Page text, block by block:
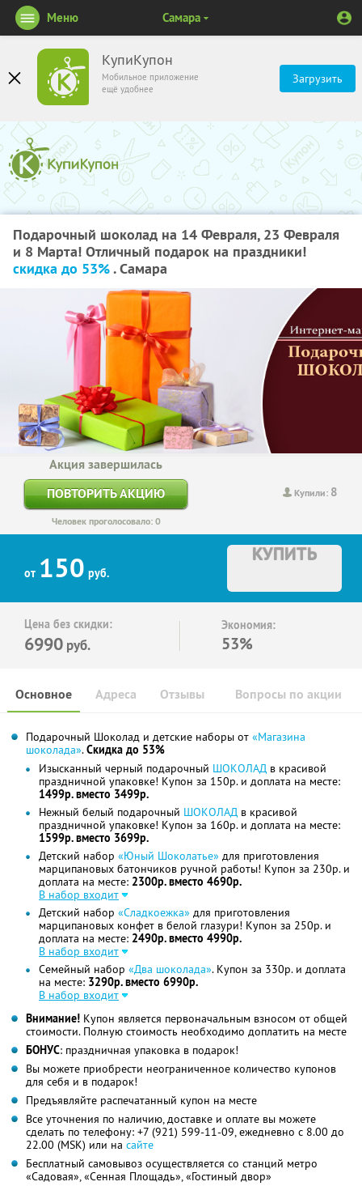
КупиКупон
Мобильное приложение
ещё удобнее
Загрузить
Меню Самара
Подарочный шоколад на 14 Февраля, 23 Февраля
и 8 Марта! Отличный подарок на праздники!
скидка до 53%. Самара
Купили: 8
Акция завершилась
ПОВТОРИТЬ АКЦИЮ
Человек проголосовало: 0
от 150 руб.
КУПИТЬ
Цена без скидки:
6990 руб.
Экономия:
53%
Основное Отзывы Вопросы по акции
Адреса
Подарочный Шоколад и детские наборы от «Магазина
шоколада».Скидка до 53%
Изысканный черный подарочный ШОКОЛАД в красивой
праздничной упаковке! Купон за 150р. и доплата на месте:
1499р. вместо 3499р.
Нежный белый подарочный ШОКОЛАД в красивой
праздничной упаковке! Купон за 160р. и доплата на месте:
1599р. вместо 3699р.
Детский набор «Юный Шоколатье» для приготовления
марципановых батончиков ручной работы! Купон за 230р. и
доплата на месте: 2300р. вместо 4690р.
В набор входит
Детский набор «Сладкоежка» для приготовления
марципановых конфет в белой глазури! Купон за 250р. и
доплата на месте: 2490р. вместо 4990р.
В набор входит
Семейный набор «Два шоколада». Купон за 330р. и доплата
на месте: 3290р. вместо 6990р.
В набор входит
Внимание! Купон является первоначальным взносом от общей
стоимости. Полную стоимость необходимо доплатить на месте
БОНУС: праздничная упаковка в подарок!
Вы можете приобрести неограниченное количество купонов
для себя и в подарок!
Предъявляйте распечатанный купон на месте
Все уточнения по наличию, доставке и оплате вы можете
сделать по телефону: +7 (921) 599-11-09,ежедневно с 8.00 до
22.00 (MSK) или на сайте
Бесплатный самовывоз осуществляется со станций метро
«Садовая», «Сенная Площадь», «Гостиный двор»